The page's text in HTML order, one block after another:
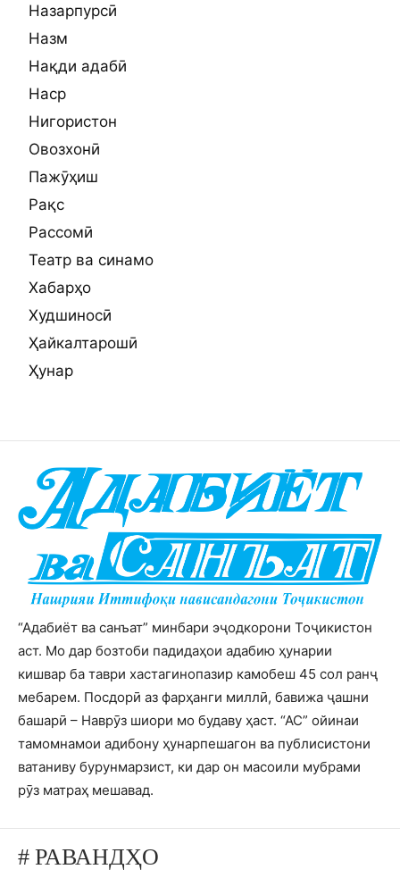
Назарпурсӣ
Назм
Нақди адабӣ
Наср
Нигористон
Овозхонӣ
Пажӯҳиш
Рақс
Рассомӣ
Театр ва синамо
Хабарҳо
Худшиносӣ
Ҳайкалтарошӣ
Ҳунар
“Адабиёт ва санъат” минбари эҷодкорони Тоҷикистон
аст. Мо дар бозтоби падидаҳои адабию ҳунарии
кишвар ба таври хастагинопазир камобеш 45 сол ранҷ
мебарем. Посдорӣ аз фарҳанги миллӣ, бавижа ҷашни
башарӣ – Наврӯз шиори мо будаву ҳаст. “АС” ойинаи
тамомнамои адибону ҳунарпешагон ва публисистони
ватаниву бурунмарзист, ки дар он масоили мубрами
рӯз матраҳ мешавад.
# РАВАНДҲО